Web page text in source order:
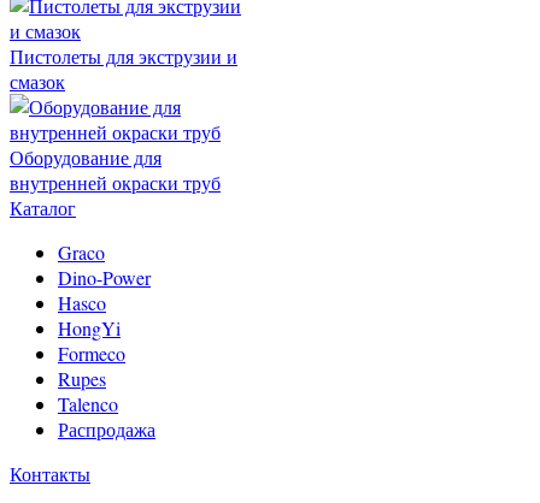
Пистолеты для экструзии и
смазок
Оборудование для
внутренней окраски труб
Каталог
Graco
Dino-Power
Hasco
HongYi
Formeco
Rupes
Talenco
Распродажа
Контакты